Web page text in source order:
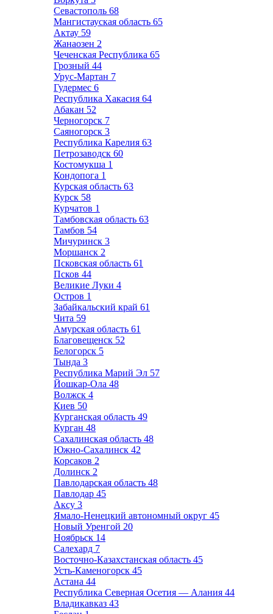
Севастополь 68
Мангистауская область 65
Актау 59
Жанаозен 2
Чеченская Республика 65
Грозный 44
Урус-Мартан 7
Гудермес 6
Республика Хакасия 64
Абакан 52
Черногорск 7
Саяногорск 3
Республика Карелия 63
Петрозаводск 60
Костомукша 1
Кондопога 1
Курская область 63
Курск 58
Курчатов 1
Тамбовская область 63
Тамбов 54
Мичуринск 3
Моршанск 2
Псковская область 61
Псков 44
Великие Луки 4
Остров 1
Забайкальский край 61
Чита 59
Амурская область 61
Благовещенск 52
Белогорск 5
Тында 3
Республика Марий Эл 57
Йошкар-Ола 48
Волжск 4
Киев 50
Курганская область 49
Курган 48
Сахалинская область 48
Южно-Сахалинск 42
Корсаков 2
Долинск 2
Павлодарская область 48
Павлодар 45
Аксу 3
Ямало-Ненецкий автономный округ 45
Новый Уренгой 20
Ноябрьск 14
Салехард 7
Восточно-Казахстанская область 45
Усть-Каменогорск 45
Астана 44
Республика Северная Осетия — Алания 44
Владикавказ 43